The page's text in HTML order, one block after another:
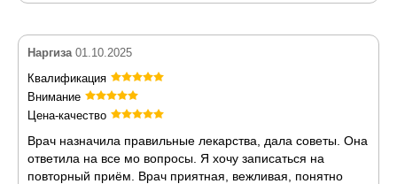
Наргиза 01.10.2025
Квалификация
Внимание
Цена-качество
Врач назначила правильные лекарства, дала советы. Она
ответила на все мо вопросы. Я хочу записаться на
повторный приём. Врач приятная, вежливая, понятно